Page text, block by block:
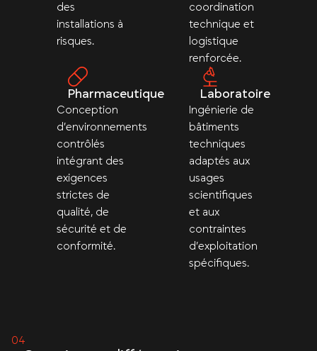
des
installations à
risques.
coordination
technique et
logistique
renforcée.
Pharmaceutique
Conception
d’environnements
contrôlés
intégrant des
exigences
strictes de
qualité, de
sécurité et de
conformité.
Laboratoire
Ingénierie de
bâtiments
techniques
adaptés aux
usages
scientifiques
et aux
contraintes
d’exploitation
spécifiques.